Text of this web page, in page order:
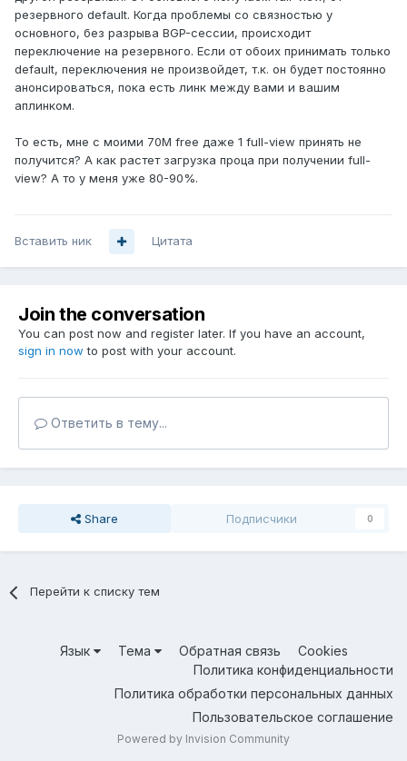
резервного default. Когда проблемы со связностью у
основного, без разрыва BGP-сессии, происходит
переключение на резервного. Если от обоих принимать только
default, переключения не произвойдет, т.к. он будет постоянно
анонсироваться, пока есть линк между вами и вашим
аплинком.
То есть, мне с моими 70M free даже 1 full-view принять не
получится? А как растет загрузка проца при получении full-
view? А то у меня уже 80-90%.
Вставить ник Цитата
Join the conversation
You can post now and register later. If you have an account,
sign in now to post with your account.
Ответить в тему...
Share Подписчики 0
Перейти к списку тем
Язык Тема Обратная связь
Cookies
Политика конфиденциальности
Политика обработки персональных данных
Пользовательское соглашение
Powered by Invision Community